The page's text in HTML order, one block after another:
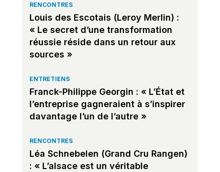
RENCONTRES
Louis des Escotais (Leroy Merlin) :
« Le secret d’une transformation
réussie réside dans un retour aux
sources »
ENTRETIENS
Franck-Philippe Georgin : « L’État et
l’entreprise gagneraient à s’inspirer
davantage l’un de l’autre »
RENCONTRES
Léa Schnebelen (Grand Cru Rangen)
: « L’alsace est un véritable